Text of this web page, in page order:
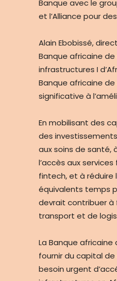
Banque avec le
et l’Alliance pour
Alain Ebobissé,
Banque africaine
infrastructures I
Banque africaine
significative à
En mobilisant des
des
aux soins de santé,
l’accès aux
fintech, et à réduire
équivalents temps
devrait contribuer à
transport et de
La Banque
fournir du capital
besoin urgent